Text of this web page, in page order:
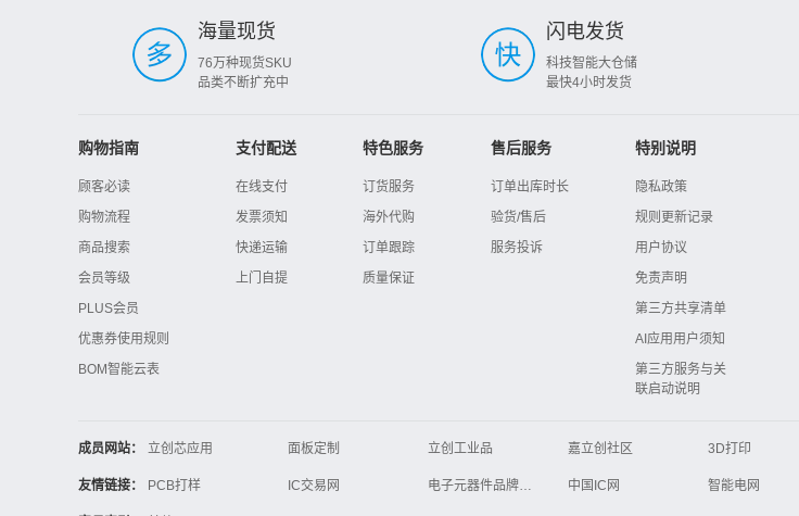
海量现货
76万种现货SKU
品类不断扩充中
闪电发货
科技智能大仓储
最快4小时发货
购物指南
顾客必读
购物流程
商品搜索
会员等级
PLUS会员
优惠券使用规则
BOM智能云表
支付配送
在线支付
发票须知
快递运输
上门自提
特色服务
订货服务
海外代购
订单跟踪
质量保证
售后服务
订单出库时长
验货/售后
服务投诉
特别说明
隐私政策
规则更新记录
用户协议
免责声明
第三方共享清单
AI应用用户须知
第三方服务与关
联启动说明
成员网站： 立创芯应用 面板定制 立创工业品 嘉立创社区 3D打印
立创电子设计大赛
立创开源硬件 ZXHPCB
友情链接： PCB打样 IC交易网 电子元器件品牌大全 中国IC网 智能电网